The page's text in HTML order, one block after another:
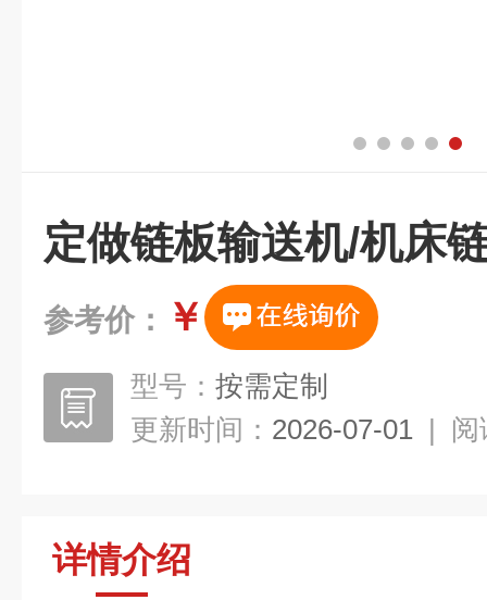
定做链板输送机/机床
参考价： ￥
型号： 按需定制
更新时间： 2026-07-01 | 阅
详情介绍